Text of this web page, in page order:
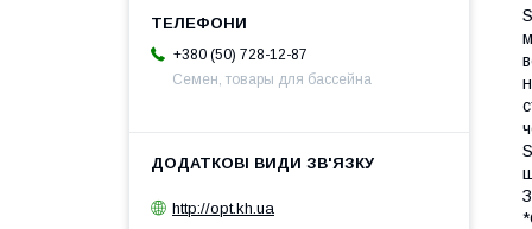
+380 (50) 728-12-87
Семен, товары для бассейна
http://opt.kh.ua